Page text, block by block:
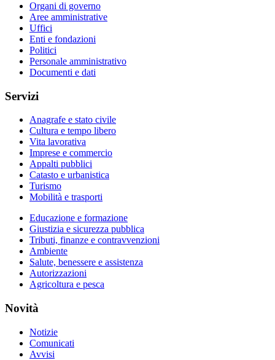
Organi di governo
Aree amministrative
Uffici
Enti e fondazioni
Politici
Personale amministrativo
Documenti e dati
Servizi
Anagrafe e stato civile
Cultura e tempo libero
Vita lavorativa
Imprese e commercio
Appalti pubblici
Catasto e urbanistica
Turismo
Mobilità e trasporti
Educazione e formazione
Giustizia e sicurezza pubblica
Tributi, finanze e contravvenzioni
Ambiente
Salute, benessere e assistenza
Autorizzazioni
Agricoltura e pesca
Novità
Notizie
Comunicati
Avvisi